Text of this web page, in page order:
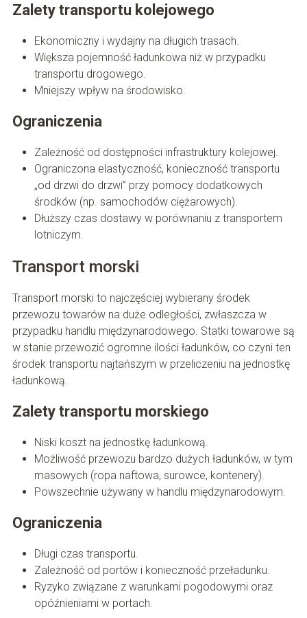
Zalety transportu kolejowego
Ekonomiczny i wydajny na długich trasach.
Większa pojemność ładunkowa niż w przypadku
transportu drogowego.
Mniejszy wpływ na środowisko.
Ograniczenia
Zależność od dostępności infrastruktury kolejowej.
Ograniczona elastyczność, konieczność transportu
„od drzwi do drzwi” przy pomocy dodatkowych
środków (np. samochodów ciężarowych).
Dłuższy czas dostawy w porównaniu z transportem
lotniczym.
Transport morski
Transport morski to najczęściej wybierany środek
przewozu towarów na duże odległości, zwłaszcza w
przypadku handlu międzynarodowego. Statki towarowe są
w stanie przewozić ogromne ilości ładunków, co czyni ten
środek transportu najtańszym w przeliczeniu na jednostkę
ładunkową.
Zalety transportu morskiego
Niski koszt na jednostkę ładunkową.
Możliwość przewozu bardzo dużych ładunków, w tym
masowych (ropa naftowa, surowce, kontenery).
Powszechnie używany w handlu międzynarodowym.
Ograniczenia
Długi czas transportu.
Zależność od portów i konieczność przeładunku.
Ryzyko związane z warunkami pogodowymi oraz
opóźnieniami w portach.